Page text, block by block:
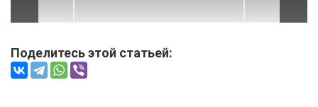
Поделитесь этой статьей: